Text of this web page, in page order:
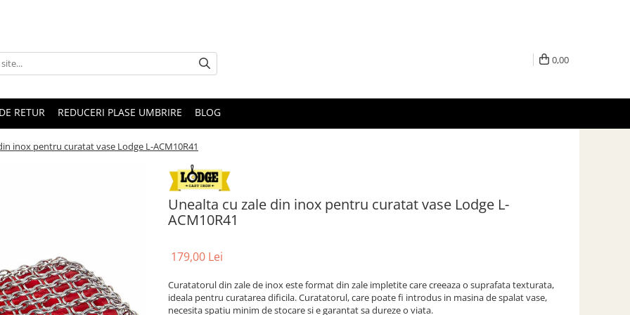
0,00
RETUR REDUCERI PLASE UMBRIRE BLOG
inox pentru curatat vase Lodge L-ACM10R41
Unealta cu zale din inox pentru curatat vase Lodge L-
ACM10R41
179,00 Lei
Curatatorul din zale de inox este format din zale impletite care creeaza o suprafata texturata,
ideala pentru curatarea dificila. Curatatorul, care poate fi introdus in masina de spalat vase,
necesita spatiu minim de stocare si e garantat sa dureze o viata.